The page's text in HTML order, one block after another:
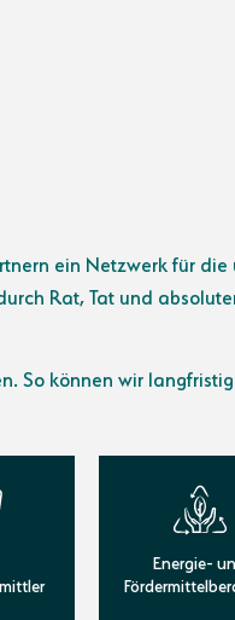
ein Netzwerk für die
Rat, Tat und
So können wir
Energie-